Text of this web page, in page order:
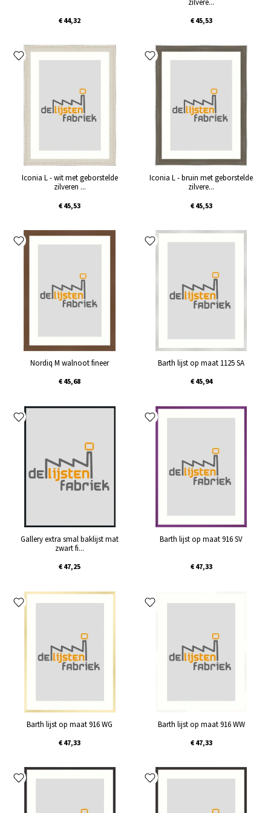
€ 44,32
zilvere...
€ 45,53
Iconia L - wit met geborstelde
zilveren ...
€ 45,53
Iconia L - bruin met geborstelde
zilvere...
€ 45,53
Nordiq M walnoot fineer
€ 45,68
Barth lijst op maat 1125 SA
€ 45,94
Gallery extra smal baklijst mat
zwart fi...
€ 47,25
Barth lijst op maat 916 SV
€ 47,33
Barth lijst op maat 916 WG
€ 47,33
Barth lijst op maat 916 WW
€ 47,33